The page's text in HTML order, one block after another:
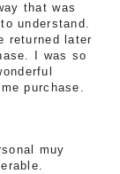
that was
understand.
returned later
I was so
purchase.
muy